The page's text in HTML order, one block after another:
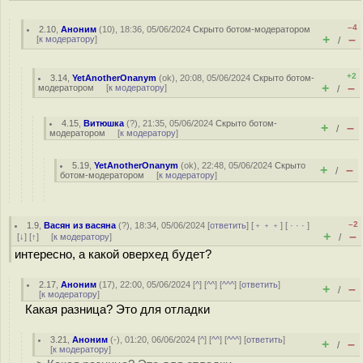
2.10 ,Аноним (10), 18:36, 05/06/2024Скрыто ботом-модератором
[к модератору]
–4
+ / –
3.14 ,YetAnotherOnanym (ok), 20:08, 05/06/2024Скрыто ботом-
модератором [к модератору]
+2
+ / –
4.15 ,Витюшка (?), 21:35, 05/06/2024Скрыто ботом-
модератором [к модератору] + / –
5.19 ,YetAnotherOnanym (ok), 22:48, 05/06/2024Скрыто
ботом-модератором [к модератору] + / –
1.9 ,Васян из васяна (?), 18:34, 05/06/2024 [ответить] [ ﹢﹢﹢] [ · · ·]
[↓] [↑] [к модератору]
–2
+ / –
интересно, а какой оверхед будет?
2.17 ,Аноним (17), 22:00, 05/06/2024 [^] [^^] [^^^] [ответить]
[к модератору] + / –
Какая разница? Это для отладки
3.21 ,Аноним (-), 01:20, 06/06/2024 [^] [^^] [^^^] [ответить]
[к модератору] + / –